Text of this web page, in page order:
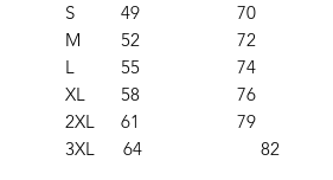
S
49
70
M
52
72
L
55
74
XL
58
76
2XL
61
79
3XL
64